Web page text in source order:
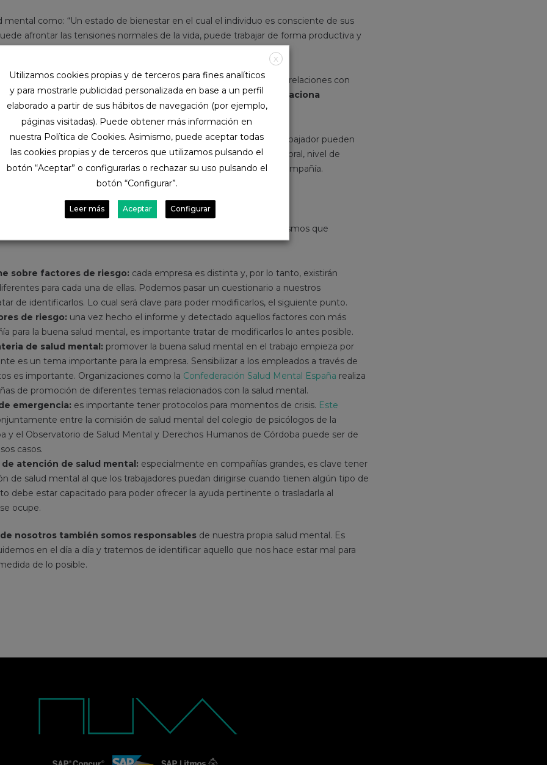
mental como: “Un estado de bienestar en el cual el individuo es consciente de sus
afrontar las tensiones normales de la vida, puede trabajar de forma productiva y
una contribución a su comunidad”.
en la vida de una persona que pueden afectar a su salud mental: relaciones con
enfermedades, dinero, estrés… Y cada uno de esos factores se relaciona
los demás, siendo muy difíciles de separar.
algunos factores que pueden influir en la salud mental del trabajador pueden
el entorno de trabajo, equipo, relaciones con los demás, carga laboral, nivel de
de la organización o el propio desarrollo profesional dentro de la compañía.
mental en el trabajo?
en el trabajo debe ser una prioridad. Para ello, hay varios mecanismos que
sobre factores de riesgo: cada empresa es distinta y, por lo tanto, existirán
para cada una de ellas. Podemos pasar un cuestionario a nuestros
de identificarlos. Lo cual será clave para poder modificarlos, el siguiente punto.
de riesgo: una vez hecho el informe y detectado aquellos factores con más
para la buena salud mental, es importante tratar de modificarlos lo antes posible.
de salud mental: promover la buena salud mental en el trabajo empieza por
es un tema importante para la empresa. Sensibilizar a los empleados a través de
es importante. Organizaciones como la Confederación Salud Mental España realiza
de promoción de diferentes temas relacionados con la salud mental.
emergencia: es importante tener protocolos para momentos de crisis. Este
entre la comisión de salud mental del colegio de psicólogos de la
y el Observatorio de Salud Mental y Derechos Humanos de Córdoba puede ser de
casos.
atención de salud mental: especialmente en compañías grandes, es clave tener
de salud mental al que los trabajadores puedan dirigirse cuando tienen algún tipo de
debe estar capacitado para poder ofrecer la ayuda pertinente o trasladarla al
ocupe.
nosotros también somos responsables de nuestra propia salud mental. Es
en el día a día y tratemos de identificar aquello que nos hace estar mal para
de lo posible.
X
Utilizamos cookies propias y de terceros para fines analíticos
y para mostrarle publicidad personalizada en base a un perfil
elaborado a partir de sus hábitos de navegación (por ejemplo,
páginas visitadas). Puede obtener más información en
nuestra Política de Cookies. Asimismo, puede aceptar todas
las cookies propias y de terceros que utilizamos pulsando el
botón “Aceptar” o configurarlas o rechazar su uso pulsando el
botón “Configurar”.
Leer más Aceptar Configurar